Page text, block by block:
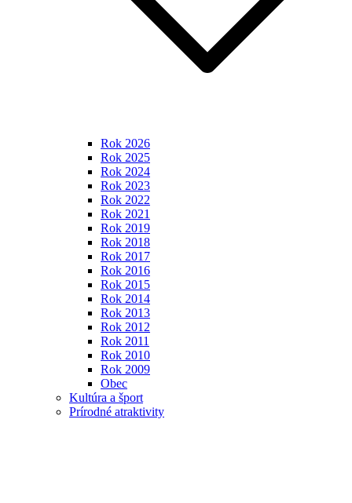
Rok 2026
Rok 2025
Rok 2024
Rok 2023
Rok 2022
Rok 2021
Rok 2019
Rok 2018
Rok 2017
Rok 2016
Rok 2015
Rok 2014
Rok 2013
Rok 2012
Rok 2011
Rok 2010
Rok 2009
Obec
Kultúra a šport
Prírodné atraktivity